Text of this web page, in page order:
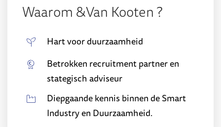
Waarom &Van Kooten ?
Hart voor duurzaamheid
Betrokken recruitment partner en
stategisch adviseur
Diepgaande kennis binnen de Smart
Industry en Duurzaamheid.